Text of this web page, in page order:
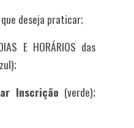
deseja praticar;
E HORÁRIOS das
);
Inscrição (verde);